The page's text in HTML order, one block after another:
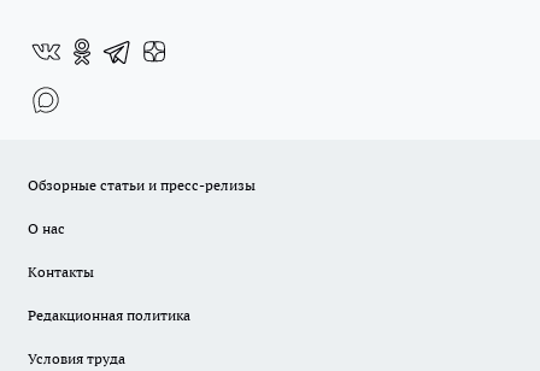
Обзорные статьи и пресс-релизы
О нас
Контакты
Редакционная политика
Условия труда